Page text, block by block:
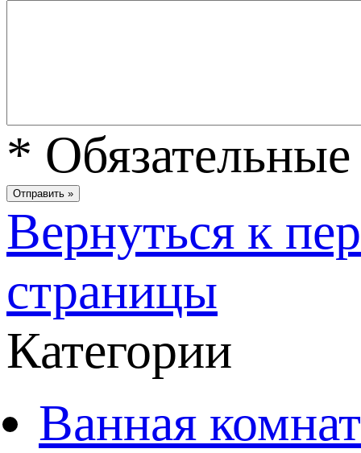
*
Вернуться к
страницы
Категории
Ванная